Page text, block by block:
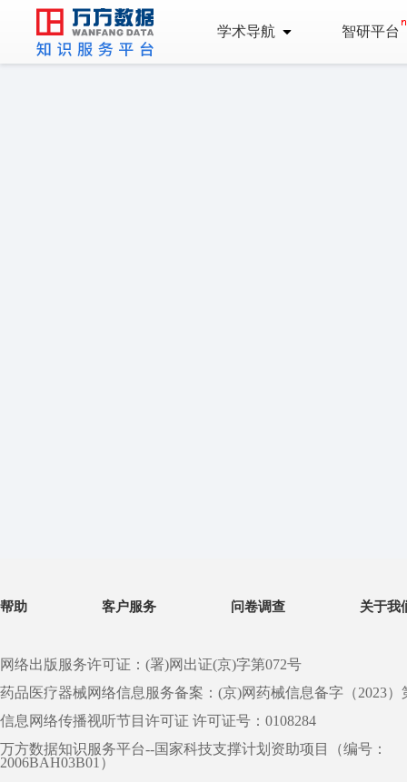
学术导航 智研平台
帮助 客户服务 问卷调查 关于我
网络出版服务许可证：(署)网出证(京)字第072号
药品医疗器械网络信息服务备案：(京)网药械信息备字（2023）
信息网络传播视听节目许可证 许可证号：0108284
万方数据知识服务平台--国家科技支撑计划资助项目（编号：
2006BAH03B01）